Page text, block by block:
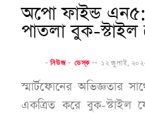
অপো ফাইন্ড এন৫:
পাতলা বুক-স্টাইল
-নিউজ - ডেস্ক -- ১২ জুলাই,
স্মার্টফোনের অভিজ্ঞতার
একত্রিত করে বুক-স্টাইল